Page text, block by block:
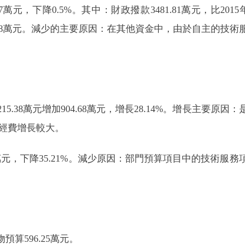
，下降0.5%。其中：財政撥款3481.81萬元，比2015
萬元。減少的主要原因：在其他資金中，由於自主的技術
萬元增加904.68萬元，增長28.14%。增長主要原因：
費增長較大。
下降35.21%。減少原因：部門預算項目中的技術服務
算596.25萬元。